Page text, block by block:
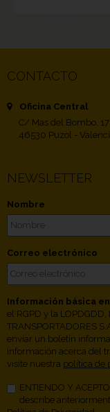
CONTACTO
Oficina Central
C/ Mas del Bombo, 17
46530 Puzol -
NEWSLETTER
Nombre
Correo electrónico
Información básica
el RGPD y la LOPDGDD,
TRANSPORTADORES
enviar un boletín
información acerca del
visite nuestra política de
ENTIENDO Y
describe